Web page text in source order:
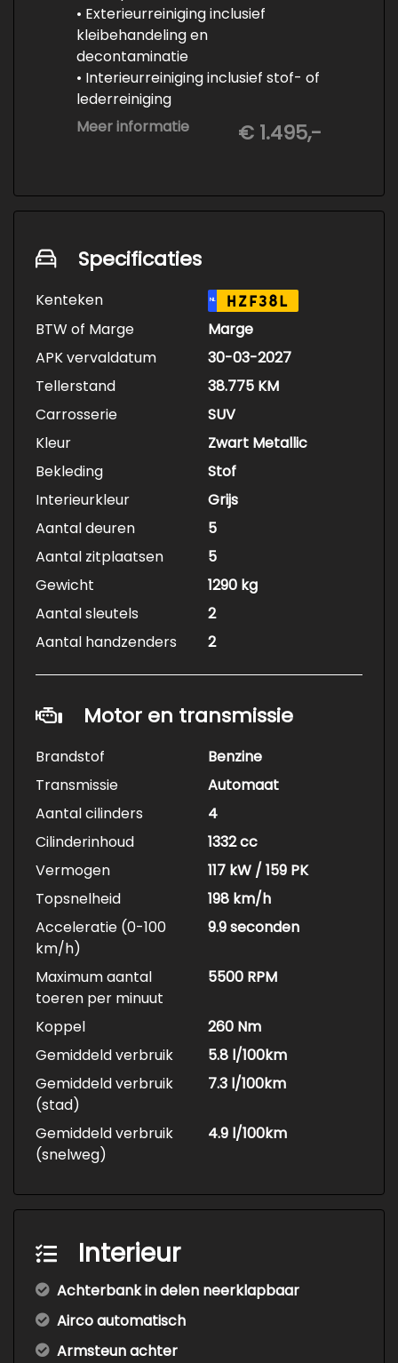
• Exterieurreiniging inclusief
kleibehandeling en
decontaminatie
• Interieurreiniging inclusief stof- of
lederreiniging
• 3-staps lakcorrectie
• Keramische Coating (+/- 5 jaar)
Meer informatie € 1.495,-
Specificaties
Kenteken NL HZF38L
BTW of Marge
Marge
APK vervaldatum
30-03-2027
Tellerstand
38.775 KM
Carrosserie
SUV
Kleur
Zwart Metallic
Bekleding
Stof
Interieurkleur
Grijs
Aantal deuren
5
Aantal zitplaatsen
5
Gewicht
1290 kg
Aantal sleutels
2
Aantal handzenders
2
Motor en transmissie
Brandstof
Benzine
Transmissie
Automaat
Aantal cilinders
4
Cilinderinhoud
1332 cc
Vermogen
117 kW / 159 PK
Topsnelheid
198 km/h
Acceleratie (0-100
km/h)
9.9 seconden
Maximum aantal
toeren per minuut
5500 RPM
Koppel
260 Nm
Gemiddeld verbruik
5.8 l/100km
Gemiddeld verbruik
(stad)
7.3 l/100km
Gemiddeld verbruik
(snelweg)
4.9 l/100km
Interieur
Achterbank in delen neerklapbaar
Airco automatisch
Armsteun achter